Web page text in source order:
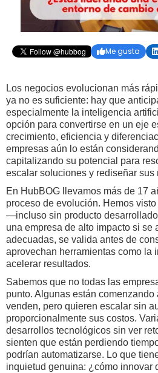
Me gusta 
Los negocios evolucionan más
ya no es suficiente: hay que
especialmente la inteligencia
opción para convertirse en un eje
crecimiento, eficiencia y
empresas aún lo están
capitalizando su potencial para
escalar soluciones y rediseñar sus
En HubBOG llevamos más de 17
proceso de evolución. Hemos
—incluso sin producto
una empresa de alto impacto si se
adecuadas, se valida antes de
aprovechan herramientas como la
acelerar resultados.
Sabemos que no todas las
punto. Algunas están
venden, pero quieren escalar sin
proporcionalmente sus costos.
desarrollos tecnológicos sin ver
sienten que están perdiendo
podrían automatizarse. Lo que
inquietud genuina: ¿cómo innovar